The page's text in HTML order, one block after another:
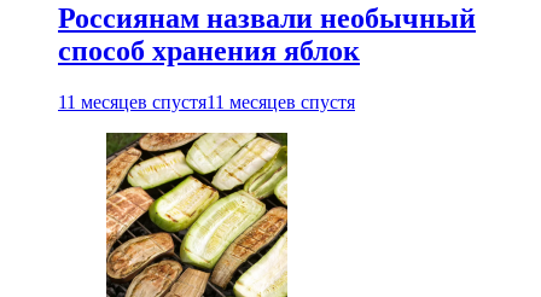
Россиянам назвали необычный
способ хранения яблок
11 месяцев спустя11 месяцев спустя